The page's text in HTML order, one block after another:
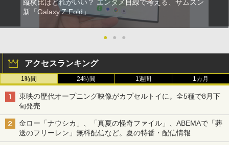
縦横比はどれがいい？ エンタメ目線で考える、サムスン
新「Galaxy Z Fold」
● ● ●
アクセスランキング
1時間 24時間 1週間 1カ月
東映の歴代オープニング映像がカプセルトイに。全5種で8月下
旬発売
金ロー「ナウシカ」、「真夏の怪奇ファイル」、ABEMAで「葬
送のフリーレン」無料配信など。夏の特番・配信情報